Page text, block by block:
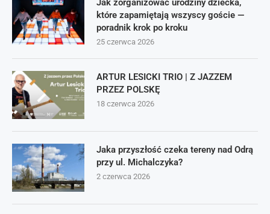
Jak zorganizować urodziny dziecka,
które zapamiętają wszyscy goście —
poradnik krok po kroku
25 czerwca 2026
ARTUR LESICKI TRIO | Z JAZZEM
PRZEZ POLSKĘ
18 czerwca 2026
Jaka przyszłość czeka tereny nad Odrą
przy ul. Michalczyka?
2 czerwca 2026